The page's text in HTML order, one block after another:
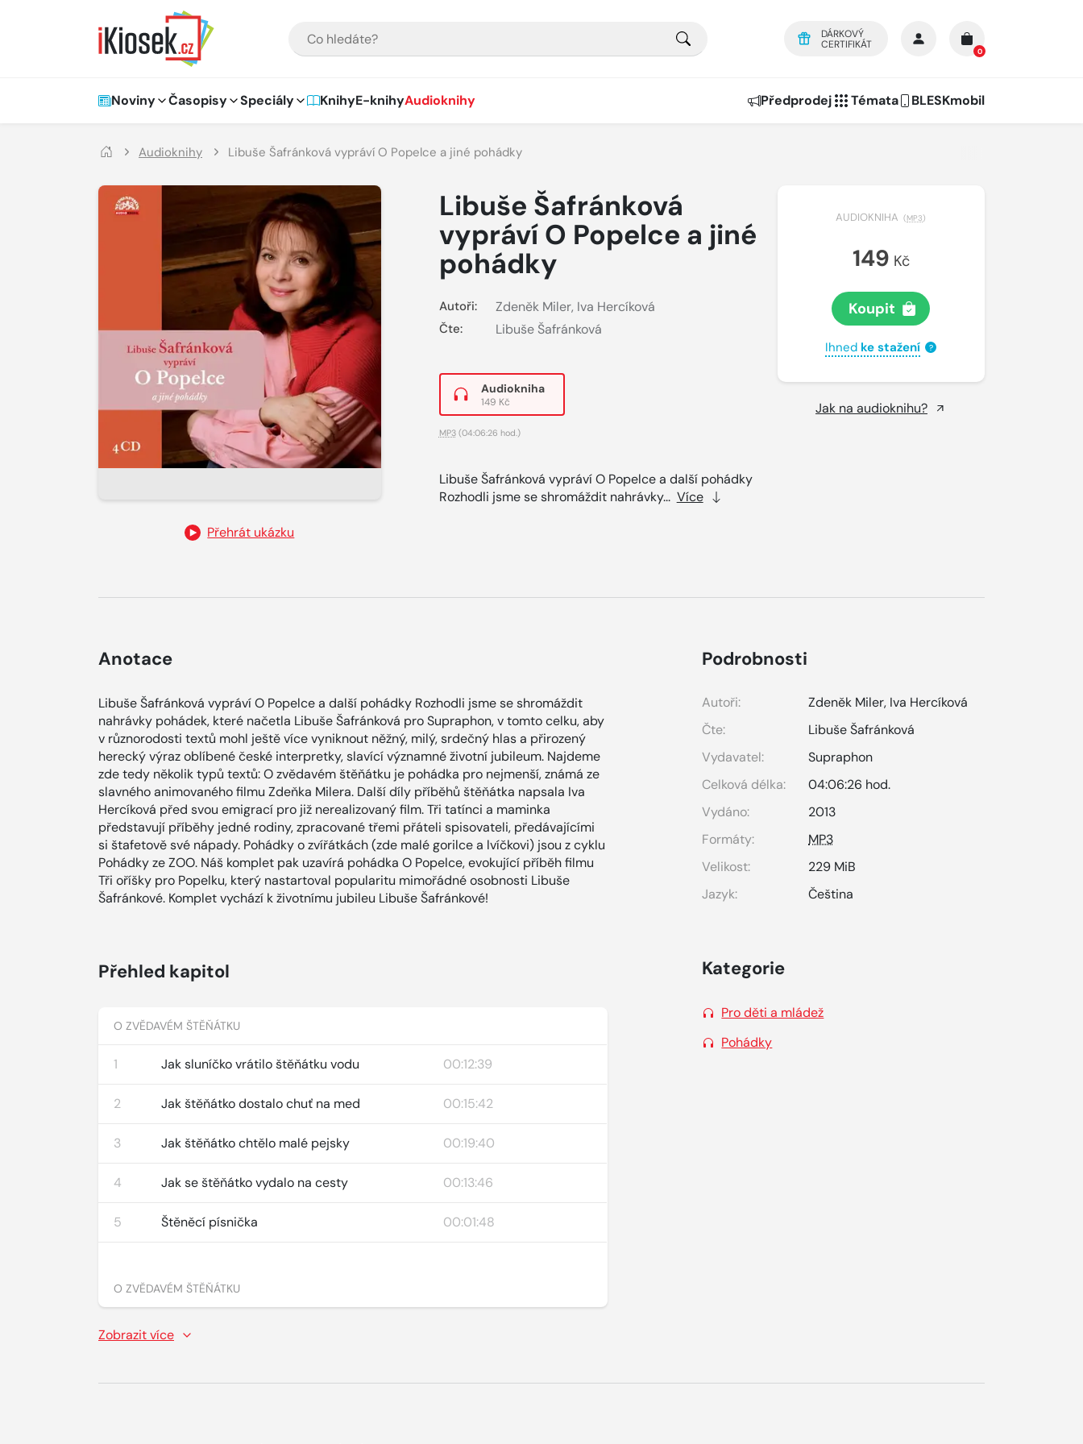
DÁRKOVÝ
CERTIFIKÁT
0
Hlavní navigace
Noviny Časopisy Speciály KnihyE-knihyAudioknihy Předprodej Témata BLESKmobil
Audioknihy Libuše Šafránková vypráví O Popelce a jiné pohádky
Přehrát ukázku
Libuše Šafránková
vypráví O Popelce a jiné
pohádky
Autoři: Zdeněk Miler, Iva Hercíková
Čte: Libuše Šafránková
Audiokniha
149 Kč
MP3(04:06:26 hod.)
Libuše Šafránková vypráví O Popelce a další pohádky
Rozhodli jsme se shromáždit nahrávky... Více
AUDIOKNIHA (MP3)
149 Kč
Koupit
Ihned ke stažení ?
Jak na audioknihu?
Anotace
Libuše Šafránková vypráví O Popelce a další pohádky Rozhodli jsme se shromáždit
nahrávky pohádek, které načetla Libuše Šafránková pro Supraphon, v tomto celku, aby
v různorodosti textů mohl ještě více vyniknout něžný, milý, srdečný hlas a přirozený
herecký výraz oblíbené české interpretky, slavící významné životní jubileum. Najdeme
zde tedy několik typů textů: O zvědavém štěňátku je pohádka pro nejmenší, známá ze
slavného animovaného filmu Zdeňka Milera. Další díly příběhů štěňátka napsala Iva
Hercíková před svou emigrací pro již nerealizovaný film. Tři tatínci a maminka
představují příběhy jedné rodiny, zpracované třemi přáteli spisovateli, předávajícími
si štafetově své nápady. Pohádky o zvířátkách (zde malé gorilce a lvíčkovi) jsou z cyklu
Pohádky ze ZOO. Náš komplet pak uzavírá pohádka O Popelce, evokující příběh filmu
Tři oříšky pro Popelku, který nastartoval popularitu mimořádné osobnosti Libuše
Šafránkové. Komplet vychází k životnímu jubileu Libuše Šafránkové!
Přehled kapitol
O ZVĚDAVÉM ŠTĚŇÁTKU
1 Jak sluníčko vrátilo štěňátku vodu 00:12:39
2 Jak štěňátko dostalo chuť na med 00:15:42
3 Jak štěňátko chtělo malé pejsky 00:19:40
4 Jak se štěňátko vydalo na cesty 00:13:46
5 Štěněcí písnička 00:01:48
O ZVĚDAVÉM ŠTĚŇÁTKU
Zobrazit více
Podrobnosti
Autoři: Zdeněk Miler, Iva Hercíková
Čte:
Libuše Šafránková
Vydavatel:
Supraphon
Celková délka:
04:06:26 hod.
Vydáno:
2013
Formáty:
MP3
Velikost:
229 MiB
Jazyk:
Čeština
Kategorie
Pro děti a mládež
Pohádky